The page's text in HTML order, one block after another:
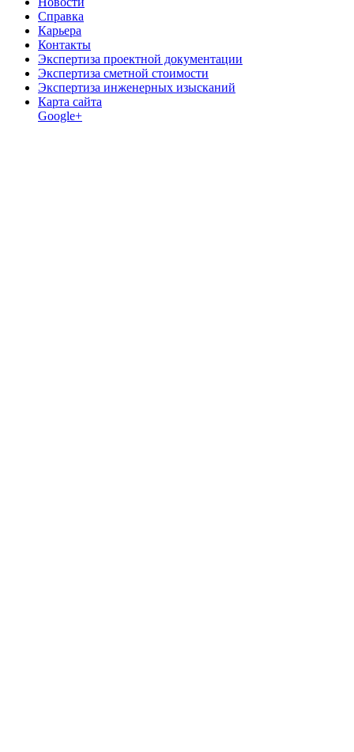
Справка
Карьера
Контакты
Экспертиза проектной документации
Экспертиза сметной стоимости
Экспертиза инженерных изысканий
Карта сайта
Google+